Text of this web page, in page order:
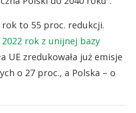
rok to 55 proc. redukcji.
2022 rok z unijnej bazy
UE zredukowała już emisje
o 27 proc., a Polska – o